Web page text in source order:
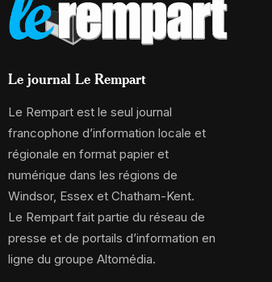
Le journal Le Rempart
Le Rempart est le seul journal
francophone d’information locale et
régionale en format papier et
numérique dans les régions de
Windsor, Essex et Chatham-Kent.
Le Rempart fait partie du réseau de
presse et de portails d’information en
ligne du groupe Altomédia.